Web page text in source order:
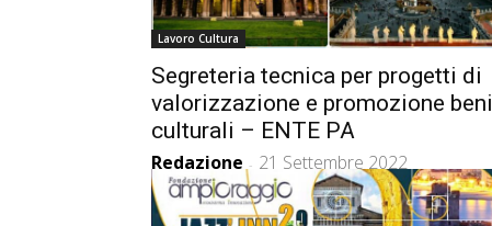
Lavoro Cultura
Segreteria tecnica per progetti di
valorizzazione e promozione beni
culturali – ENTE PA
Redazione - 21 Settembre 2022